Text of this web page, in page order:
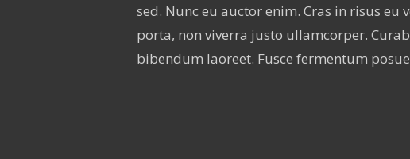
sed. Nunc eu auctor enim. Cras in risus
porta, non viverra justo ullamcorper.
bibendum laoreet. Fusce fermentum